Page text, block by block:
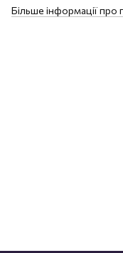
Більше інформації про